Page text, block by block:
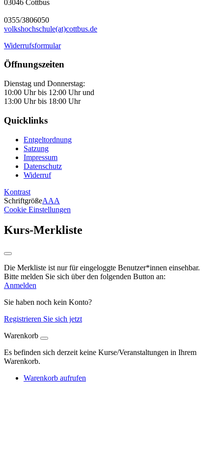
03046 Cottbus
0355/3806050
volkshochschule(at)cottbus.de
Widerrufsformular
Öffnungszeiten
Dienstag und Donnerstag:
10:00 Uhr bis 12:00 Uhr und
13:00 Uhr bis 18:00 Uhr
Quicklinks
Entgeltordnung
Satzung
Impressum
Datenschutz
Widerruf
Kontrast
SchriftgrößeAAA
Cookie Einstellungen
Kurs-Merkliste
Die Merkliste ist nur für eingeloggte Benutzer*innen einsehbar.
Bitte melden Sie sich über den folgenden Button an:
Anmelden
Sie haben noch kein Konto?
Registrieren Sie sich jetzt
Warenkorb
Es befinden sich derzeit keine Kurse/Veranstaltungen in Ihrem
Warenkorb.
Warenkorb aufrufen